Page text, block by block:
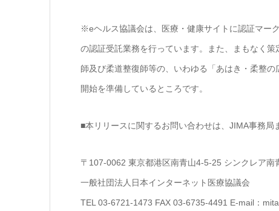
※eヘルス協議会は、医療・健康サイトに認証マー
の認証受託業務を行っています。また、まもなく
師及び柔道整復師等の、いわゆる「あはき・柔整
開始を準備しているところです。
■本リリースに関するお問い合わせは、JIMA事務局
〒107-0062 東京都港区南青山4-5-25 シンクレア南
一般社団法人日本インターネット医療協議会
TEL 03-6721-1473 FAX 03-6735-4491 E-mail：